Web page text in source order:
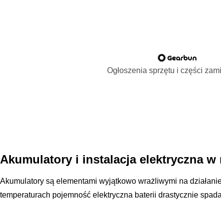
Ogłoszenia sprzętu i części
Akumulatory i instalacja elektryczna
Akumulatory są elementami wyjątkowo wrażliwymi na
temperaturach pojemność elektryczna baterii drastycznie